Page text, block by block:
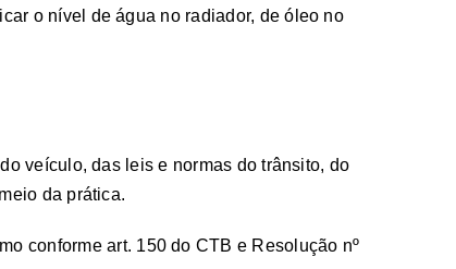
o nível de água no radiador, de óleo no
veículo, das leis e normas do trânsito, do
da prática.
conforme art. 150 do CTB e Resolução nº